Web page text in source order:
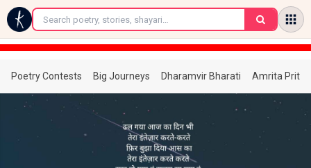
←
Poetry Contests Big Journeys Dharamvir Bharati Amrita